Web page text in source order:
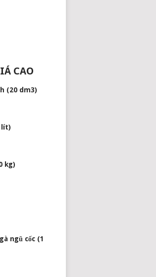
CAO
(20 dm3)
lít)
kg)
ngũ cốc (1